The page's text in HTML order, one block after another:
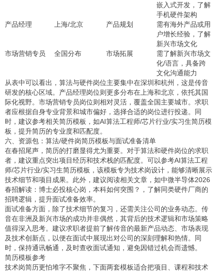
嵌入式开发，了解
手机硬件架构
产品经理
上海/北京 产品规划
需有海外产品或用
户增长经验，了解
新兴市场文化
市场营销专员
全国分布 市场拓展
需了解新兴市场文
化/语言，具备跨
文化沟通能力
从表中可以看出，算法与硬件岗位主要集中在深圳和杭州，这是传音
研发的核心区域。产品经理岗位则更多分布在上海和北京，依托其国
际化视野。市场营销专员岗位则相对灵活，覆盖全国主要城市。求职
者应根据自身专业背景和城市偏好，选择合适的岗位进行投递。同
时，建议参考相关简历模板，如AI算法工程师/芯片行业/实习生简历模
板 ，提升简历的专业度和匹配度。
六、资源包：算法/硬件岗简历模板与面试准备清单
在春招尾声，简历的打磨显得尤为重要。对于算法和硬件岗位的求职
者，建议重点突出项目经历和技术栈的匹配度。可以参考AI算法工程
师/芯片行业/实习生简历模板 ，该模板专为技术岗设计，能够清晰展示
技术细节和项目成果。此外，建议阅读相关文章，如中微半导体2026
春招解读：博士必投核心岗，本科如何突围？ ，了解同类硬件厂商的
招聘逻辑，提升面试准备效率。
面试准备方面，除了技术细节的复习，还需关注公司的业务动态。传
音在非洲及新兴市场的成功并非偶然，其背后的技术逻辑和市场策略
值得深入思考。建议求职者提前了解传音的最新产品动态、市场表现
及技术创新点，以便在面试中展现出对公司的深刻理解和热情。同
时，保持通讯畅通，及时查收面试通知，避免因错过机会而遗憾。
简历模板参考
技术岗简历更怕堆字不聚焦，下面两套模板适合把项目、课程和技术